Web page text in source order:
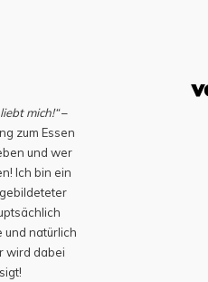
mich!“–
zum Essen
und wer
Ich bin ein
und natürlich
wird dabei